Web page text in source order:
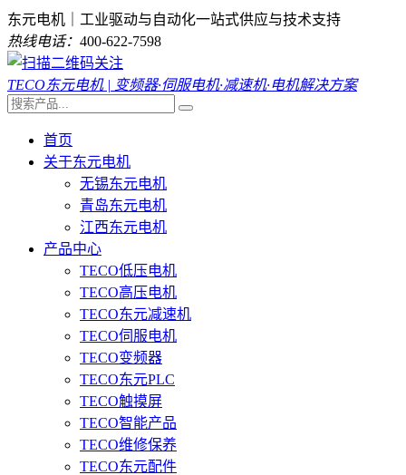
东元电机｜工业驱动与自动化一站式供应与技术支持
热线电话： 400-622-7598
TECO东元电机 | 变频器·伺服电机·减速机·电机解决方案
首页
关于东元电机
无锡东元电机
青岛东元电机
江西东元电机
产品中心
TECO低压电机
TECO高压电机
TECO东元减速机
TECO伺服电机
TECO变频器
TECO东元PLC
TECO触摸屏
TECO智能产品
TECO维修保养
TECO东元配件